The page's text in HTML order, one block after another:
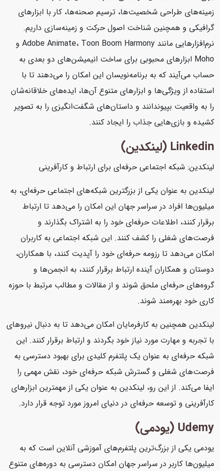
زمینه‌های طراحی شخصیت‌ها، ترسیم صحنه‌ها، کار با ابزارهای
گرافیکی و همچنین شناخت اصول حرکت و زمینه‌سازی داریم.
نرم‌افزارهایی مانند Adobe Animate، Toon Boom Harmony و
Moho ابزارهای محبوبی برای ساخت انیمیشن‌های دو بعدی به
حساب می‌آیند که به برنامه‌نویسان این امکان را می‌دهند تا با
استفاده از ویژگی‌ها و ابزارهای متنوع آن‌ها، ایده‌های خلاقانه‌شان
را به واقعیت بپیوندانند و داستان‌های شگفت‌انگیزی را به تصویر
کشیده و بازی‌هایی جذاب را ایجاد کنند.
Linkedin (لینکدین)
لینکدین: شبکه اجتماعی حرفه‌ای برای ارتباط و کارآفرینی
لینکدین به عنوان یکی از بزرگترین شبکه‌های اجتماعی حرفه‌ای، به
میلیون‌ها افراد در سراسر جهان این امکان را می‌دهد تا ارتباط
برقرار کنند، اطلاعات حرفه‌ای خود را به اشتراک بگذارند و
فرصت‌های شغلی را کشف کنند. این شبکه اجتماعی به کاربران
امکان می‌دهد تا رزومه حرفه‌ای خود را آپدیت کنند، با همکاران،
دوستان و همکاران آینده ارتباط برقرار کنند، به انجمن‌ها و
گروه‌های حرفه‌ای ملحق شوند و از مقالات و مطالب مرتبط با حوزه
کاری خود بهره‌مند شوند.
لینکدین همچنین به کارفرمایان امکان می‌دهد تا به دنبال نیروهای
با تجربه و مهارت مورد نیاز خود بگردند و ارتباط برقرار کنند. این
شبکه حرفه‌ای به عنوان یک پلتفرم کلیدی برای بهبود دسترسی به
فرصت‌های شغلی و گسترش شبکه حرفه‌ای خود، نقش مهمی را
ایفا می‌کند. از این رو، لینکدین به عنوان یکی از مهمترین ابزارهای
کارآفرینی و توسعه حرفه‌ای در دنیای امروز مورد توجه قرار دارد.
Udemy (یودمی)
یودمی یکی از بزرگ‌ترین پلتفرم‌های آموزشی آنلاین است که به
میلیون‌ها کاربر در سراسر جهان امکان دسترسی به دوره‌های متنوع